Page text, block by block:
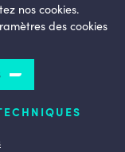
nos cookies.
des cookies